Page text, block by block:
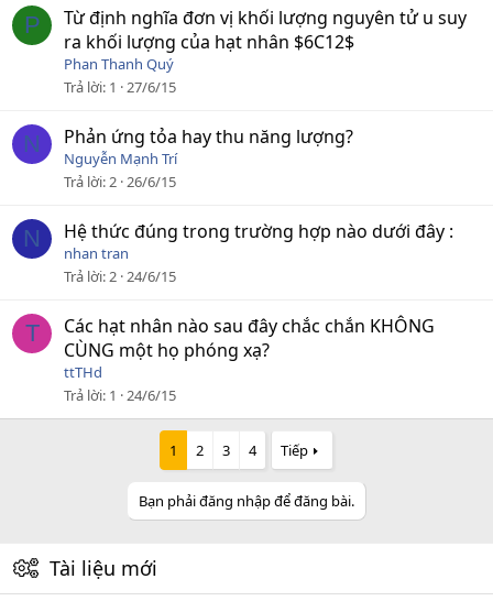
P
Từ định nghĩa đơn vị khối lượng nguyên tử u suy
ra khối lượng của hạt nhân $6C12$
Phan Thanh Quý
Trả lời 1 27/6/15
N Phản ứng tỏa hay thu năng lượng?
Nguyễn Mạnh Trí
Trả lời 2 26/6/15
N Hệ thức đúng trong trường hợp nào dưới đây :
nhan tran
Trả lời 2 24/6/15
T
Các hạt nhân nào sau đây chắc chắn KHÔNG
CÙNG một họ phóng xạ?
ttTHd
Trả lời 1 24/6/15
1 2 3 4 Tiếp
Bạn phải đăng nhập để đăng bài.
Tài liệu mới